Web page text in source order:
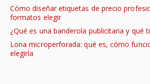
Cómo diseñar etiquetas de precio
formatos elegir
¿Qué es una banderola publicitaria y qué
Lona microperforada: qué es, cómo
elegirla